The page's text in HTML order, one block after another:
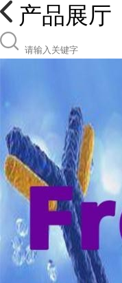
产品展厅